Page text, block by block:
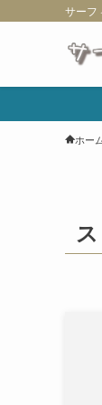
サーフ
ホー